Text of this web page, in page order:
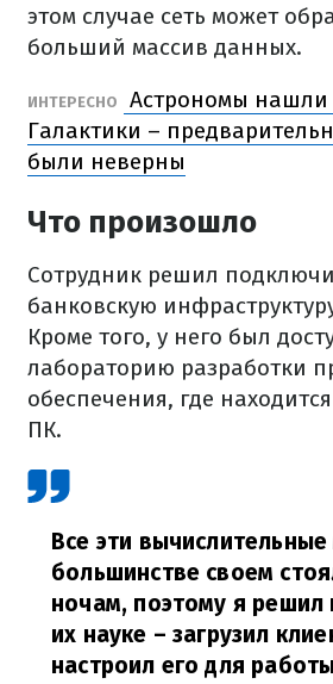
этом случае сеть может
больший массив данных.
ИНТЕРЕСНО
Астрономы
Галактики –
были неверны
Что произошло
Сотрудник решил
банковскую
Кроме того, у него был
лабораторию разработки
обеспечения, где
ПК.
Все эти
большинстве своем
ночам, поэтому я решил
их науке – загрузил
настроил его для